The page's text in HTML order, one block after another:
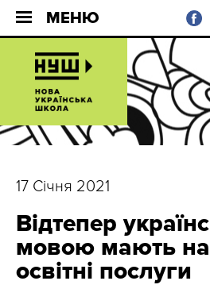
МЕНЮ
17 Січня 2021
Відтепер
мовою мають
освітні послуги